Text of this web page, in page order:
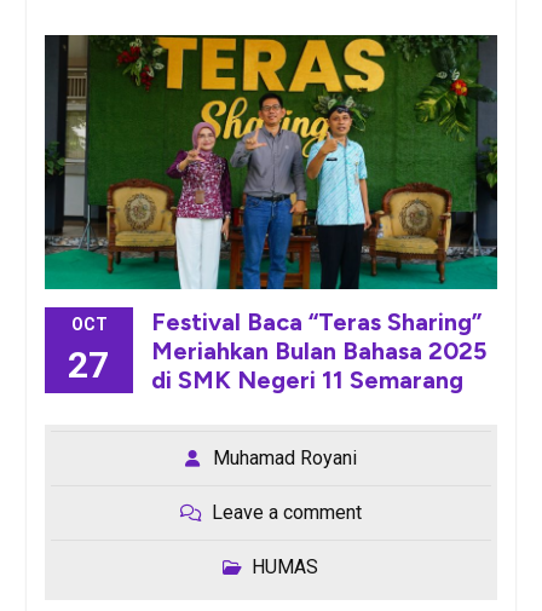
OCT
27
Festival Baca “Teras Sharing”
Meriahkan Bulan Bahasa 2025
di SMK Negeri 11 Semarang
Muhamad Royani
Leave a comment
HUMAS